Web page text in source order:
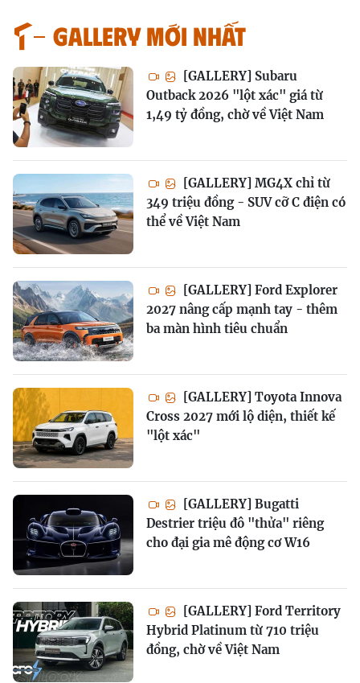
GALLERY MỚI NHẤT
[GALLERY] Subaru
Outback 2026 "lột xác" giá từ
1,49 tỷ đồng, chờ về Việt Nam
[GALLERY] MG4X chỉ từ
349 triệu đồng - SUV cỡ C điện có
thể về Việt Nam
[GALLERY] Ford Explorer
2027 nâng cấp mạnh tay - thêm
ba màn hình tiêu chuẩn
[GALLERY] Toyota Innova
Cross 2027 mới lộ diện, thiết kế
"lột xác"
[GALLERY] Bugatti
Destrier triệu đô "thửa" riêng
cho đại gia mê động cơ W16
[GALLERY] Ford Territory
Hybrid Platinum từ 710 triệu
đồng, chờ về Việt Nam